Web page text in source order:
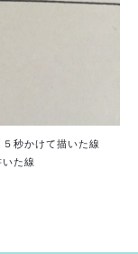
秒かけて描いた線
た線